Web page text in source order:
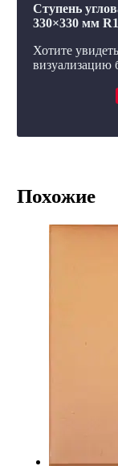
Ступень
330×330 мм
Хотите
визуализацию
Похожие